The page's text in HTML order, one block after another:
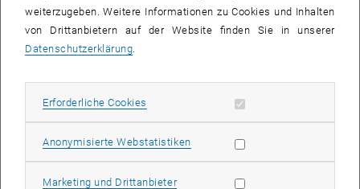
KALENDEREINTRAG
Veranstaltung Details
3400 Klosterneuburg
Veranstalter
weiterzugeben. Weitere Informationen zu Cookies und Inhalten
von Drittanbietern auf der Website finden Sie in unserer
Datenschutzerklärung.
Erforderliche Cookies Erforderliche Cookies zulassen
Anonymisierte WebstatistikenStatistik Cookies zulassen
Marketing und DrittanbieterMarketing Cookies zulassen